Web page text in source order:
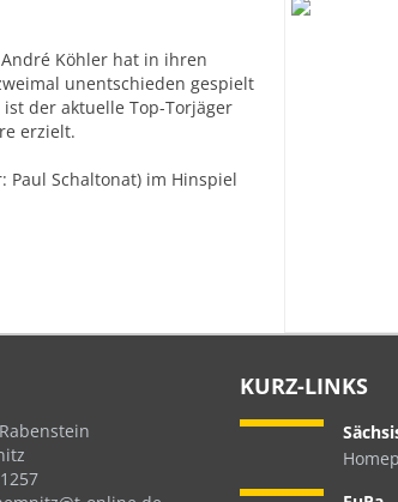
Köhler hat in ihren
unentschieden gespielt
ist der aktuelle Top-Torjäger
erzielt.
Paul Schaltonat) im Hinspiel
KURZ-LINKS